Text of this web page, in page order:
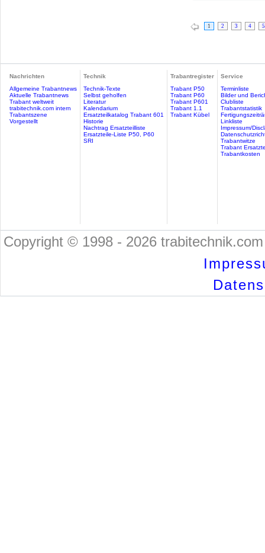
1 2 3 4 5
Nachrichten
Allgemeine Trabantnews
Aktuelle Trabantnews
Trabant weltweit
trabitechnik.com intern
Trabantszene
Vorgestellt
Technik
Technik-Texte
Selbst geholfen
Literatur
Kalendarium
Ersatzteilkatalog Trabant 601
Historie
Nachtrag Ersatzteilliste
Ersatzteile-Liste P50, P60
SRI
Trabantregister
Trabant P50
Trabant P60
Trabant P601
Trabant 1.1
Trabant Kübel
Service
Terminliste
Bilder und
Clubliste
Trabantstatistik
Linkliste
Impressum/
Trabantwitze
Trabant
Trabantkosten
Copyright © 1998 - 2026